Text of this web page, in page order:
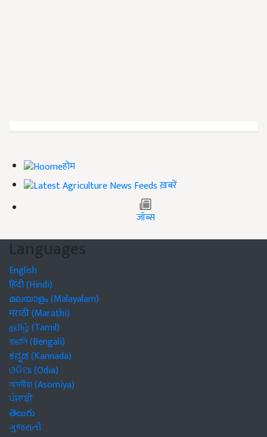
होम
ख़बरें
जॉब्स
Languages
English
हिंदी (Hindi)
മലയാളം (Malayalam)
मराठी (Marathi)
தமிழ் (Tamil)
বাঙালি (Bengali)
ಕನ್ನಡ (Kannada)
ଓଡିଆ (Odia)
অসমীয়া (Asomiya)
ਪੰਜਾਬੀ
తెలుగు
ગુજરાતી